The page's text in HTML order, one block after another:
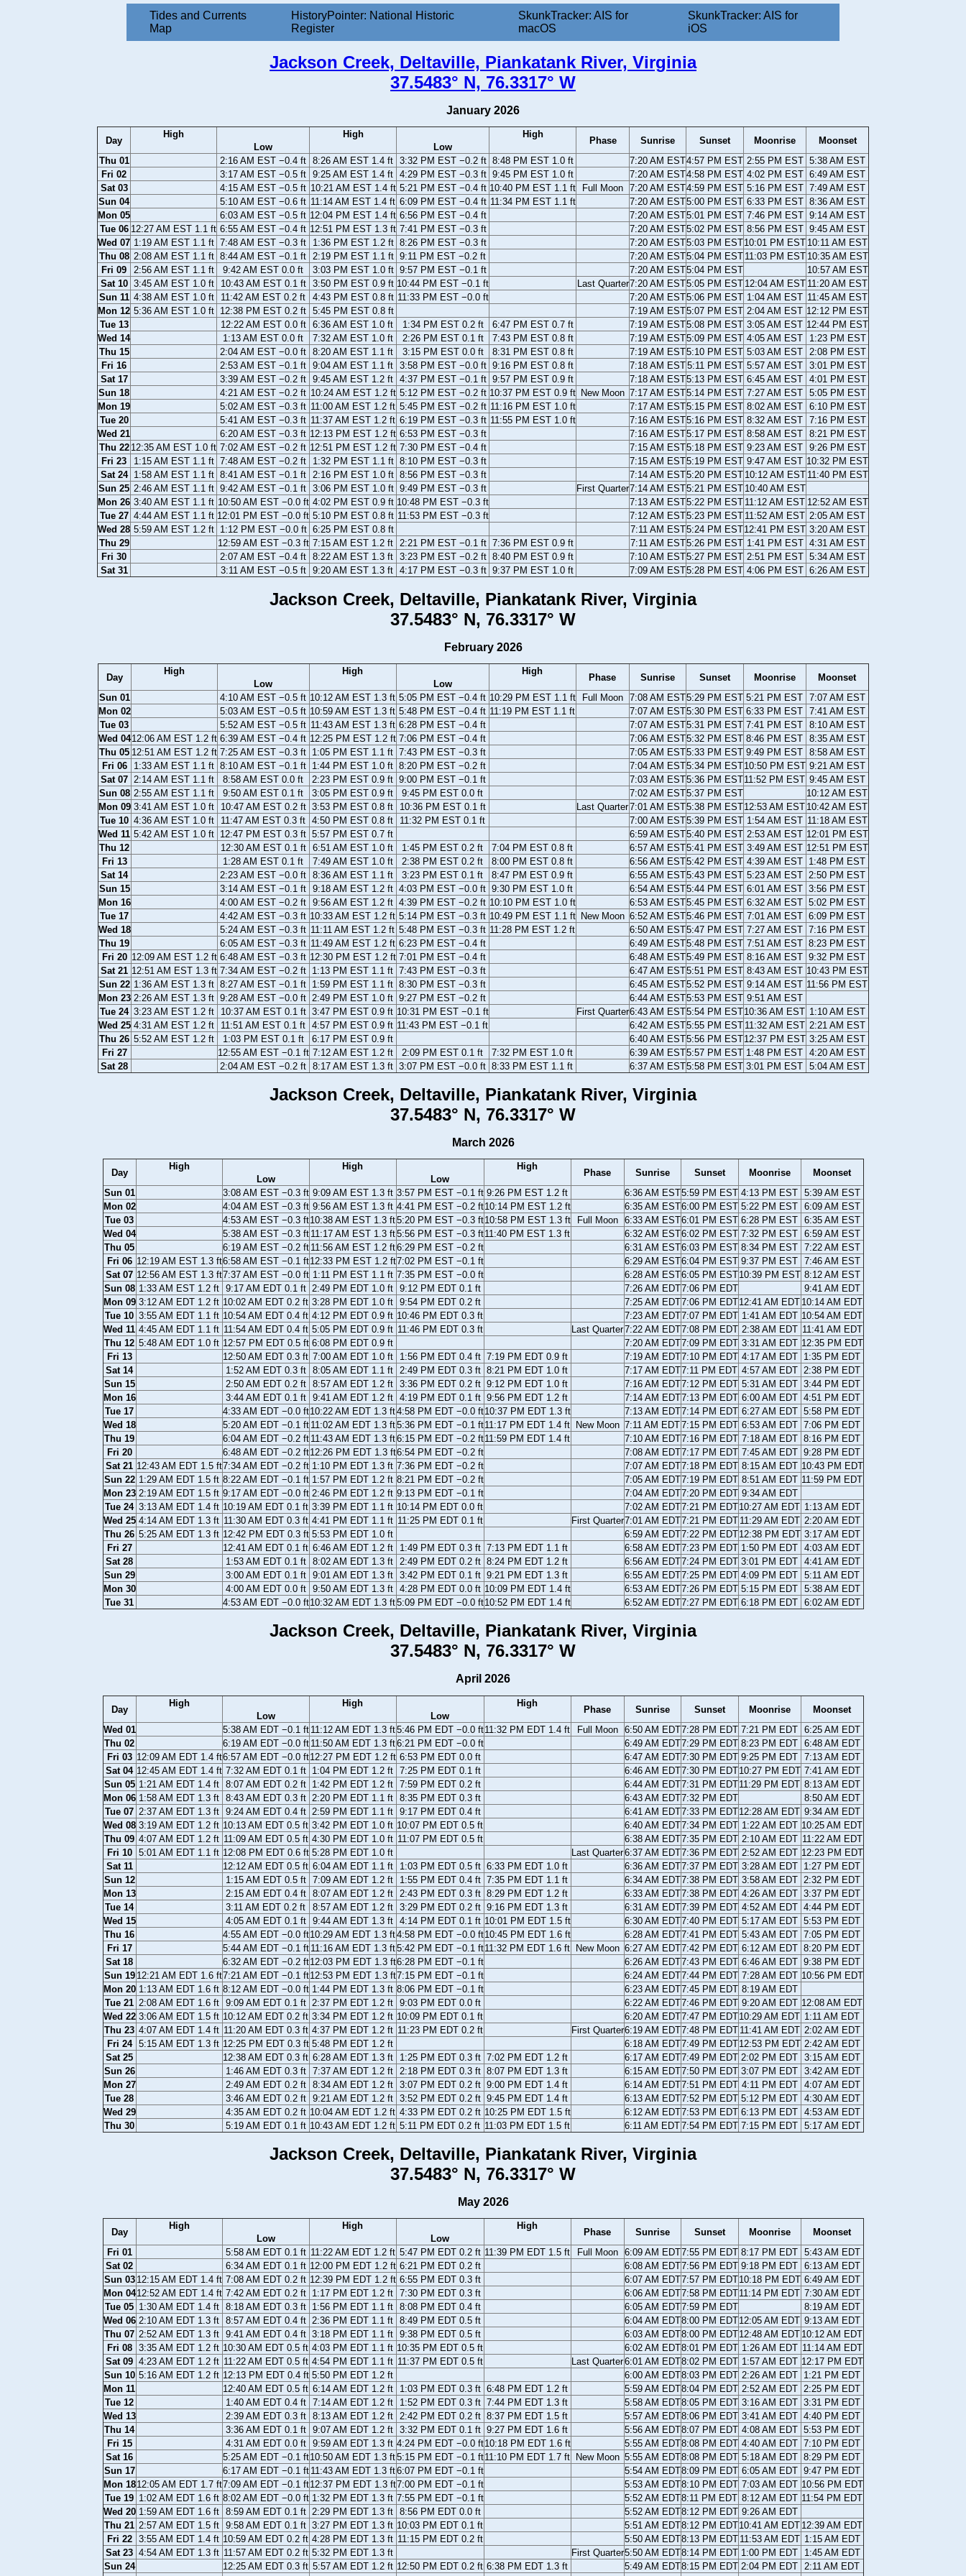
Tides and Currents
Map
HistoryPointer: National Historic
Register
SkunkTracker: AIS for
macOS
SkunkTracker: AIS for
iOS
Jackson Creek, Deltaville, Piankatank River, Virginia
37.5483° N, 76.3317° W
January 2026
Day
High
Low
High
Low
High
Phase Sunrise Sunset Moonrise
Moonset
Thu 01
2:16 AM EST −0.4 ft 8:26 AM EST 1.4 ft 3:32 PM EST −0.2 ft 8:48 PM EST 1.0 ft 7:20 AM EST4:57 PM EST 2:55 PM EST 5:38 AM EST
Fri 02
3:17 AM EST −0.5 ft 9:25 AM EST 1.4 ft 4:29 PM EST −0.3 ft 9:45 PM EST 1.0 ft 7:20 AM EST4:58 PM EST 4:02 PM EST 6:49 AM EST
Sat 03
4:15 AM EST −0.5 ft 10:21 AM EST 1.4 ft 5:21 PM EST −0.4 ft 10:40 PM EST 1.1 ft Full Moon 7:20 AM EST4:59 PM EST 5:16 PM EST 7:49 AM EST
Sun 04
5:10 AM EST −0.6 ft 11:14 AM EST 1.4 ft 6:09 PM EST −0.4 ft 11:34 PM EST 1.1 ft 7:20 AM EST5:00 PM EST 6:33 PM EST 8:36 AM EST
Mon 05
6:03 AM EST −0.5 ft 12:04 PM EST 1.4 ft 6:56 PM EST −0.4 ft 7:20 AM EST5:01 PM EST 7:46 PM EST 9:14 AM EST
Tue 06 12:27 AM EST 1.1 ft 6:55 AM EST −0.4 ft 12:51 PM EST 1.3 ft 7:41 PM EST −0.3 ft 7:20 AM EST5:02 PM EST 8:56 PM EST 9:45 AM EST
Wed 07 1:19 AM EST 1.1 ft 7:48 AM EST −0.3 ft 1:36 PM EST 1.2 ft 8:26 PM EST −0.3 ft 7:20 AM EST5:03 PM EST10:01 PM EST 10:11 AM EST
Thu 08 2:08 AM EST 1.1 ft 8:44 AM EST −0.1 ft 2:19 PM EST 1.1 ft 9:11 PM EST −0.2 ft 7:20 AM EST5:04 PM EST 11:03 PM EST 10:35 AM EST
Fri 09
2:56 AM EST 1.1 ft 9:42 AM EST 0.0 ft 3:03 PM EST 1.0 ft 9:57 PM EST −0.1 ft 7:20 AM EST5:04 PM EST
10:57 AM EST
Sat 10 3:45 AM EST 1.0 ft 10:43 AM EST 0.1 ft 3:50 PM EST 0.9 ft 10:44 PM EST −0.1 ft Last Quarter7:20 AM EST5:05 PM EST 12:04 AM EST 11:20 AM EST
Sun 11 4:38 AM EST 1.0 ft 11:42 AM EST 0.2 ft 4:43 PM EST 0.8 ft 11:33 PM EST −0.0 ft 7:20 AM EST5:06 PM EST 1:04 AM EST 11:45 AM EST
Mon 12 5:36 AM EST 1.0 ft 12:38 PM EST 0.2 ft 5:45 PM EST 0.8 ft 7:19 AM EST5:07 PM EST 2:04 AM EST 12:12 PM EST
Tue 13
12:22 AM EST 0.0 ft 6:36 AM EST 1.0 ft 1:34 PM EST 0.2 ft 6:47 PM EST 0.7 ft 7:19 AM EST5:08 PM EST 3:05 AM EST 12:44 PM EST
Wed 14
1:13 AM EST 0.0 ft 7:32 AM EST 1.0 ft 2:26 PM EST 0.1 ft 7:43 PM EST 0.8 ft 7:19 AM EST5:09 PM EST 4:05 AM EST
1:23 PM EST
Thu 15
2:04 AM EST −0.0 ft 8:20 AM EST 1.1 ft 3:15 PM EST 0.0 ft 8:31 PM EST 0.8 ft 7:19 AM EST5:10 PM EST 5:03 AM EST 2:08 PM EST
Fri 16
2:53 AM EST −0.1 ft 9:04 AM EST 1.1 ft 3:58 PM EST −0.0 ft 9:16 PM EST 0.8 ft 7:18 AM EST5:11 PM EST 5:57 AM EST 3:01 PM EST
Sat 17
3:39 AM EST −0.2 ft 9:45 AM EST 1.2 ft 4:37 PM EST −0.1 ft 9:57 PM EST 0.9 ft 7:18 AM EST5:13 PM EST 6:45 AM EST 4:01 PM EST
Sun 18
4:21 AM EST −0.2 ft 10:24 AM EST 1.2 ft 5:12 PM EST −0.2 ft 10:37 PM EST 0.9 ft New Moon 7:17 AM EST5:14 PM EST 7:27 AM EST 5:05 PM EST
Mon 19
5:02 AM EST −0.3 ft 11:00 AM EST 1.2 ft 5:45 PM EST −0.2 ft 11:16 PM EST 1.0 ft 7:17 AM EST5:15 PM EST 8:02 AM EST 6:10 PM EST
Tue 20
5:41 AM EST −0.3 ft 11:37 AM EST 1.2 ft 6:19 PM EST −0.3 ft 11:55 PM EST 1.0 ft 7:16 AM EST5:16 PM EST 8:32 AM EST 7:16 PM EST
Wed 21
6:20 AM EST −0.3 ft 12:13 PM EST 1.2 ft 6:53 PM EST −0.3 ft 7:16 AM EST5:17 PM EST 8:58 AM EST 8:21 PM EST
Thu 22 12:35 AM EST 1.0 ft 7:02 AM EST −0.2 ft 12:51 PM EST 1.2 ft 7:30 PM EST −0.4 ft 7:15 AM EST5:18 PM EST 9:23 AM EST 9:26 PM EST
Fri 23
1:15 AM EST 1.1 ft 7:48 AM EST −0.2 ft 1:32 PM EST 1.1 ft 8:10 PM EST −0.3 ft 7:15 AM EST5:19 PM EST 9:47 AM EST 10:32 PM EST
Sat 24
1:58 AM EST 1.1 ft 8:41 AM EST −0.1 ft 2:16 PM EST 1.0 ft 8:56 PM EST −0.3 ft 7:14 AM EST5:20 PM EST 10:12 AM EST 11:40 PM EST
Sun 25 2:46 AM EST 1.1 ft 9:42 AM EST −0.1 ft 3:06 PM EST 1.0 ft 9:49 PM EST −0.3 ft First Quarter7:14 AM EST5:21 PM EST 10:40 AM EST
Mon 26 3:40 AM EST 1.1 ft 10:50 AM EST −0.0 ft 4:02 PM EST 0.9 ft 10:48 PM EST −0.3 ft 7:13 AM EST5:22 PM EST 11:12 AM EST 12:52 AM EST
Tue 27 4:44 AM EST 1.1 ft 12:01 PM EST −0.0 ft 5:10 PM EST 0.8 ft 11:53 PM EST −0.3 ft 7:12 AM EST5:23 PM EST 11:52 AM EST 2:05 AM EST
Wed 28 5:59 AM EST 1.2 ft 1:12 PM EST −0.0 ft 6:25 PM EST 0.8 ft 7:11 AM EST5:24 PM EST12:41 PM EST 3:20 AM EST
Thu 29
12:59 AM EST −0.3 ft 7:15 AM EST 1.2 ft 2:21 PM EST −0.1 ft 7:36 PM EST 0.9 ft 7:11 AM EST5:26 PM EST 1:41 PM EST 4:31 AM EST
Fri 30
2:07 AM EST −0.4 ft 8:22 AM EST 1.3 ft 3:23 PM EST −0.2 ft 8:40 PM EST 0.9 ft 7:10 AM EST5:27 PM EST 2:51 PM EST 5:34 AM EST
Sat 31
3:11 AM EST −0.5 ft 9:20 AM EST 1.3 ft 4:17 PM EST −0.3 ft 9:37 PM EST 1.0 ft 7:09 AM EST5:28 PM EST 4:06 PM EST 6:26 AM EST
Jackson Creek, Deltaville, Piankatank River, Virginia
37.5483° N, 76.3317° W
February 2026
Day
High
Low
High
Low
High
Phase Sunrise Sunset Moonrise
Moonset
Sun 01
4:10 AM EST −0.5 ft 10:12 AM EST 1.3 ft 5:05 PM EST −0.4 ft 10:29 PM EST 1.1 ft Full Moon 7:08 AM EST5:29 PM EST 5:21 PM EST 7:07 AM EST
Mon 02
5:03 AM EST −0.5 ft 10:59 AM EST 1.3 ft 5:48 PM EST −0.4 ft 11:19 PM EST 1.1 ft 7:07 AM EST5:30 PM EST 6:33 PM EST 7:41 AM EST
Tue 03
5:52 AM EST −0.5 ft 11:43 AM EST 1.3 ft 6:28 PM EST −0.4 ft 7:07 AM EST5:31 PM EST 7:41 PM EST 8:10 AM EST
Wed 0412:06 AM EST 1.2 ft 6:39 AM EST −0.4 ft 12:25 PM EST 1.2 ft 7:06 PM EST −0.4 ft 7:06 AM EST5:32 PM EST 8:46 PM EST 8:35 AM EST
Thu 05 12:51 AM EST 1.2 ft 7:25 AM EST −0.3 ft 1:05 PM EST 1.1 ft 7:43 PM EST −0.3 ft 7:05 AM EST5:33 PM EST 9:49 PM EST 8:58 AM EST
Fri 06
1:33 AM EST 1.1 ft 8:10 AM EST −0.1 ft 1:44 PM EST 1.0 ft 8:20 PM EST −0.2 ft 7:04 AM EST5:34 PM EST10:50 PM EST 9:21 AM EST
Sat 07 2:14 AM EST 1.1 ft 8:58 AM EST 0.0 ft 2:23 PM EST 0.9 ft 9:00 PM EST −0.1 ft 7:03 AM EST5:36 PM EST11:52 PM EST 9:45 AM EST
Sun 08 2:55 AM EST 1.1 ft 9:50 AM EST 0.1 ft 3:05 PM EST 0.9 ft 9:45 PM EST 0.0 ft 7:02 AM EST5:37 PM EST
10:12 AM EST
Mon 09 3:41 AM EST 1.0 ft 10:47 AM EST 0.2 ft 3:53 PM EST 0.8 ft 10:36 PM EST 0.1 ft Last Quarter7:01 AM EST5:38 PM EST12:53 AM EST 10:42 AM EST
Tue 10 4:36 AM EST 1.0 ft 11:47 AM EST 0.3 ft 4:50 PM EST 0.8 ft 11:32 PM EST 0.1 ft 7:00 AM EST5:39 PM EST 1:54 AM EST 11:18 AM EST
Wed 11 5:42 AM EST 1.0 ft 12:47 PM EST 0.3 ft 5:57 PM EST 0.7 ft 6:59 AM EST5:40 PM EST 2:53 AM EST 12:01 PM EST
Thu 12
12:30 AM EST 0.1 ft 6:51 AM EST 1.0 ft 1:45 PM EST 0.2 ft 7:04 PM EST 0.8 ft 6:57 AM EST5:41 PM EST 3:49 AM EST 12:51 PM EST
Fri 13
1:28 AM EST 0.1 ft 7:49 AM EST 1.0 ft 2:38 PM EST 0.2 ft 8:00 PM EST 0.8 ft 6:56 AM EST5:42 PM EST 4:39 AM EST
1:48 PM EST
Sat 14
2:23 AM EST −0.0 ft 8:36 AM EST 1.1 ft 3:23 PM EST 0.1 ft 8:47 PM EST 0.9 ft 6:55 AM EST5:43 PM EST 5:23 AM EST
2:50 PM EST
Sun 15
3:14 AM EST −0.1 ft 9:18 AM EST 1.2 ft 4:03 PM EST −0.0 ft 9:30 PM EST 1.0 ft 6:54 AM EST5:44 PM EST 6:01 AM EST 3:56 PM EST
Mon 16
4:00 AM EST −0.2 ft 9:56 AM EST 1.2 ft 4:39 PM EST −0.2 ft 10:10 PM EST 1.0 ft 6:53 AM EST5:45 PM EST 6:32 AM EST 5:02 PM EST
Tue 17
4:42 AM EST −0.3 ft 10:33 AM EST 1.2 ft 5:14 PM EST −0.3 ft 10:49 PM EST 1.1 ft New Moon 6:52 AM EST5:46 PM EST 7:01 AM EST 6:09 PM EST
Wed 18
5:24 AM EST −0.3 ft 11:11 AM EST 1.2 ft 5:48 PM EST −0.3 ft 11:28 PM EST 1.2 ft 6:50 AM EST5:47 PM EST 7:27 AM EST 7:16 PM EST
Thu 19
6:05 AM EST −0.3 ft 11:49 AM EST 1.2 ft 6:23 PM EST −0.4 ft 6:49 AM EST5:48 PM EST 7:51 AM EST 8:23 PM EST
Fri 20 12:09 AM EST 1.2 ft 6:48 AM EST −0.3 ft 12:30 PM EST 1.2 ft 7:01 PM EST −0.4 ft 6:48 AM EST5:49 PM EST 8:16 AM EST 9:32 PM EST
Sat 21 12:51 AM EST 1.3 ft 7:34 AM EST −0.2 ft 1:13 PM EST 1.1 ft 7:43 PM EST −0.3 ft 6:47 AM EST5:51 PM EST 8:43 AM EST 10:43 PM EST
Sun 22 1:36 AM EST 1.3 ft 8:27 AM EST −0.1 ft 1:59 PM EST 1.1 ft 8:30 PM EST −0.3 ft 6:45 AM EST5:52 PM EST 9:14 AM EST 11:56 PM EST
Mon 23 2:26 AM EST 1.3 ft 9:28 AM EST −0.0 ft 2:49 PM EST 1.0 ft 9:27 PM EST −0.2 ft 6:44 AM EST5:53 PM EST 9:51 AM EST
Tue 24 3:23 AM EST 1.2 ft 10:37 AM EST 0.1 ft 3:47 PM EST 0.9 ft 10:31 PM EST −0.1 ft First Quarter6:43 AM EST5:54 PM EST10:36 AM EST 1:10 AM EST
Wed 25 4:31 AM EST 1.2 ft 11:51 AM EST 0.1 ft 4:57 PM EST 0.9 ft 11:43 PM EST −0.1 ft 6:42 AM EST5:55 PM EST 11:32 AM EST 2:21 AM EST
Thu 26 5:52 AM EST 1.2 ft 1:03 PM EST 0.1 ft 6:17 PM EST 0.9 ft 6:40 AM EST5:56 PM EST12:37 PM EST 3:25 AM EST
Fri 27
12:55 AM EST −0.1 ft 7:12 AM EST 1.2 ft 2:09 PM EST 0.1 ft 7:32 PM EST 1.0 ft 6:39 AM EST5:57 PM EST 1:48 PM EST 4:20 AM EST
Sat 28
2:04 AM EST −0.2 ft 8:17 AM EST 1.3 ft 3:07 PM EST −0.0 ft 8:33 PM EST 1.1 ft 6:37 AM EST5:58 PM EST 3:01 PM EST 5:04 AM EST
Jackson Creek, Deltaville, Piankatank River, Virginia
37.5483° N, 76.3317° W
March 2026
Day
High
Low
High
Low
High
Phase Sunrise Sunset Moonrise
Moonset
Sun 01
3:08 AM EST −0.3 ft 9:09 AM EST 1.3 ft 3:57 PM EST −0.1 ft 9:26 PM EST 1.2 ft 6:36 AM EST5:59 PM EST 4:13 PM EST 5:39 AM EST
Mon 02
4:04 AM EST −0.3 ft 9:56 AM EST 1.3 ft 4:41 PM EST −0.2 ft10:14 PM EST 1.2 ft 6:35 AM EST6:00 PM EST 5:22 PM EST 6:09 AM EST
Tue 03
4:53 AM EST −0.3 ft10:38 AM EST 1.3 ft5:20 PM EST −0.3 ft10:58 PM EST 1.3 ft Full Moon 6:33 AM EST6:01 PM EST 6:28 PM EST 6:35 AM EST
Wed 04
5:38 AM EST −0.3 ft 11:17 AM EST 1.3 ft5:56 PM EST −0.3 ft11:40 PM EST 1.3 ft 6:32 AM EST6:02 PM EST 7:32 PM EST 6:59 AM EST
Thu 05
6:19 AM EST −0.2 ft 11:56 AM EST 1.2 ft6:29 PM EST −0.2 ft 6:31 AM EST6:03 PM EST 8:34 PM EST 7:22 AM EST
Fri 06 12:19 AM EST 1.3 ft6:58 AM EST −0.1 ft12:33 PM EST 1.2 ft7:02 PM EST −0.1 ft 6:29 AM EST6:04 PM EST 9:37 PM EST 7:46 AM EST
Sat 07 12:56 AM EST 1.3 ft7:37 AM EST −0.0 ft 1:11 PM EST 1.1 ft 7:35 PM EST −0.0 ft 6:28 AM EST6:05 PM EST10:39 PM EST 8:12 AM EST
Sun 08 1:33 AM EST 1.2 ft 9:17 AM EDT 0.1 ft 2:49 PM EDT 1.0 ft 9:12 PM EDT 0.1 ft 7:26 AM EDT7:06 PM EDT
9:41 AM EDT
Mon 09 3:12 AM EDT 1.2 ft 10:02 AM EDT 0.2 ft 3:28 PM EDT 1.0 ft 9:54 PM EDT 0.2 ft 7:25 AM EDT7:06 PM EDT12:41 AM EDT 10:14 AM EDT
Tue 10 3:55 AM EDT 1.1 ft 10:54 AM EDT 0.4 ft 4:12 PM EDT 0.9 ft 10:46 PM EDT 0.3 ft 7:23 AM EDT7:07 PM EDT 1:41 AM EDT 10:54 AM EDT
Wed 11 4:45 AM EDT 1.1 ft 11:54 AM EDT 0.4 ft 5:05 PM EDT 0.9 ft 11:46 PM EDT 0.3 ft Last Quarter7:22 AM EDT7:08 PM EDT 2:38 AM EDT 11:41 AM EDT
Thu 12 5:48 AM EDT 1.0 ft 12:57 PM EDT 0.5 ft 6:08 PM EDT 0.9 ft 7:20 AM EDT7:09 PM EDT 3:31 AM EDT 12:35 PM EDT
Fri 13
12:50 AM EDT 0.3 ft 7:00 AM EDT 1.0 ft 1:56 PM EDT 0.4 ft 7:19 PM EDT 0.9 ft 7:19 AM EDT7:10 PM EDT 4:17 AM EDT
1:35 PM EDT
Sat 14
1:52 AM EDT 0.3 ft 8:05 AM EDT 1.1 ft 2:49 PM EDT 0.3 ft 8:21 PM EDT 1.0 ft 7:17 AM EDT7:11 PM EDT 4:57 AM EDT 2:38 PM EDT
Sun 15
2:50 AM EDT 0.2 ft 8:57 AM EDT 1.2 ft 3:36 PM EDT 0.2 ft 9:12 PM EDT 1.0 ft 7:16 AM EDT7:12 PM EDT 5:31 AM EDT 3:44 PM EDT
Mon 16
3:44 AM EDT 0.1 ft 9:41 AM EDT 1.2 ft 4:19 PM EDT 0.1 ft 9:56 PM EDT 1.2 ft 7:14 AM EDT7:13 PM EDT 6:00 AM EDT 4:51 PM EDT
Tue 17
4:33 AM EDT −0.0 ft10:22 AM EDT 1.3 ft4:58 PM EDT −0.0 ft10:37 PM EDT 1.3 ft 7:13 AM EDT7:14 PM EDT 6:27 AM EDT 5:58 PM EDT
Wed 18
5:20 AM EDT −0.1 ft 11:02 AM EDT 1.3 ft5:36 PM EDT −0.1 ft11:17 PM EDT 1.4 ft New Moon 7:11 AM EDT7:15 PM EDT 6:53 AM EDT 7:06 PM EDT
Thu 19
6:04 AM EDT −0.2 ft 11:43 AM EDT 1.3 ft6:15 PM EDT −0.2 ft11:59 PM EDT 1.4 ft 7:10 AM EDT7:16 PM EDT 7:18 AM EDT 8:16 PM EDT
Fri 20
6:48 AM EDT −0.2 ft12:26 PM EDT 1.3 ft6:54 PM EDT −0.2 ft 7:08 AM EDT7:17 PM EDT 7:45 AM EDT 9:28 PM EDT
Sat 21 12:43 AM EDT 1.5 ft7:34 AM EDT −0.2 ft 1:10 PM EDT 1.3 ft 7:36 PM EDT −0.2 ft 7:07 AM EDT7:18 PM EDT 8:15 AM EDT 10:43 PM EDT
Sun 22 1:29 AM EDT 1.5 ft 8:22 AM EDT −0.1 ft 1:57 PM EDT 1.2 ft 8:21 PM EDT −0.2 ft 7:05 AM EDT7:19 PM EDT 8:51 AM EDT 11:59 PM EDT
Mon 23 2:19 AM EDT 1.5 ft 9:17 AM EDT −0.0 ft 2:46 PM EDT 1.2 ft 9:13 PM EDT −0.1 ft 7:04 AM EDT7:20 PM EDT 9:34 AM EDT
Tue 24 3:13 AM EDT 1.4 ft 10:19 AM EDT 0.1 ft 3:39 PM EDT 1.1 ft 10:14 PM EDT 0.0 ft 7:02 AM EDT7:21 PM EDT10:27 AM EDT 1:13 AM EDT
Wed 25 4:14 AM EDT 1.3 ft 11:30 AM EDT 0.3 ft 4:41 PM EDT 1.1 ft 11:25 PM EDT 0.1 ft First Quarter7:01 AM EDT7:21 PM EDT 11:29 AM EDT 2:20 AM EDT
Thu 26 5:25 AM EDT 1.3 ft 12:42 PM EDT 0.3 ft 5:53 PM EDT 1.0 ft 6:59 AM EDT7:22 PM EDT12:38 PM EDT 3:17 AM EDT
Fri 27
12:41 AM EDT 0.1 ft 6:46 AM EDT 1.2 ft 1:49 PM EDT 0.3 ft 7:13 PM EDT 1.1 ft 6:58 AM EDT7:23 PM EDT 1:50 PM EDT 4:03 AM EDT
Sat 28
1:53 AM EDT 0.1 ft 8:02 AM EDT 1.3 ft 2:49 PM EDT 0.2 ft 8:24 PM EDT 1.2 ft 6:56 AM EDT7:24 PM EDT 3:01 PM EDT 4:41 AM EDT
Sun 29
3:00 AM EDT 0.1 ft 9:01 AM EDT 1.3 ft 3:42 PM EDT 0.1 ft 9:21 PM EDT 1.3 ft 6:55 AM EDT7:25 PM EDT 4:09 PM EDT 5:11 AM EDT
Mon 30
4:00 AM EDT 0.0 ft 9:50 AM EDT 1.3 ft 4:28 PM EDT 0.0 ft 10:09 PM EDT 1.4 ft 6:53 AM EDT7:26 PM EDT 5:15 PM EDT 5:38 AM EDT
Tue 31
4:53 AM EDT −0.0 ft10:32 AM EDT 1.3 ft5:09 PM EDT −0.0 ft10:52 PM EDT 1.4 ft 6:52 AM EDT7:27 PM EDT 6:18 PM EDT 6:02 AM EDT
Jackson Creek, Deltaville, Piankatank River, Virginia
37.5483° N, 76.3317° W
April 2026
Day
High
Low
High
Low
High
Phase Sunrise Sunset Moonrise
Moonset
Wed 01
5:38 AM EDT −0.1 ft 11:12 AM EDT 1.3 ft5:46 PM EDT −0.0 ft11:32 PM EDT 1.4 ft Full Moon 6:50 AM EDT7:28 PM EDT 7:21 PM EDT 6:25 AM EDT
Thu 02
6:19 AM EDT −0.0 ft 11:50 AM EDT 1.3 ft6:21 PM EDT −0.0 ft 6:49 AM EDT7:29 PM EDT 8:23 PM EDT 6:48 AM EDT
Fri 03 12:09 AM EDT 1.4 ft6:57 AM EDT −0.0 ft12:27 PM EDT 1.2 ft 6:53 PM EDT 0.0 ft 6:47 AM EDT7:30 PM EDT 9:25 PM EDT 7:13 AM EDT
Sat 04 12:45 AM EDT 1.4 ft 7:32 AM EDT 0.1 ft 1:04 PM EDT 1.2 ft 7:25 PM EDT 0.1 ft 6:46 AM EDT7:30 PM EDT10:27 PM EDT 7:41 AM EDT
Sun 05 1:21 AM EDT 1.4 ft 8:07 AM EDT 0.2 ft 1:42 PM EDT 1.2 ft 7:59 PM EDT 0.2 ft 6:44 AM EDT7:31 PM EDT11:29 PM EDT 8:13 AM EDT
Mon 06 1:58 AM EDT 1.3 ft 8:43 AM EDT 0.3 ft 2:20 PM EDT 1.1 ft 8:35 PM EDT 0.3 ft 6:43 AM EDT7:32 PM EDT
8:50 AM EDT
Tue 07 2:37 AM EDT 1.3 ft 9:24 AM EDT 0.4 ft 2:59 PM EDT 1.1 ft 9:17 PM EDT 0.4 ft 6:41 AM EDT7:33 PM EDT12:28 AM EDT 9:34 AM EDT
Wed 08 3:19 AM EDT 1.2 ft 10:13 AM EDT 0.5 ft 3:42 PM EDT 1.0 ft 10:07 PM EDT 0.5 ft 6:40 AM EDT7:34 PM EDT 1:22 AM EDT 10:25 AM EDT
Thu 09 4:07 AM EDT 1.2 ft 11:09 AM EDT 0.5 ft 4:30 PM EDT 1.0 ft 11:07 PM EDT 0.5 ft 6:38 AM EDT7:35 PM EDT 2:10 AM EDT 11:22 AM EDT
Fri 10
5:01 AM EDT 1.1 ft 12:08 PM EDT 0.6 ft 5:28 PM EDT 1.0 ft Last Quarter6:37 AM EDT7:36 PM EDT 2:52 AM EDT 12:23 PM EDT
Sat 11
12:12 AM EDT 0.5 ft 6:04 AM EDT 1.1 ft 1:03 PM EDT 0.5 ft 6:33 PM EDT 1.0 ft 6:36 AM EDT7:37 PM EDT 3:28 AM EDT
1:27 PM EDT
Sun 12
1:15 AM EDT 0.5 ft 7:09 AM EDT 1.2 ft 1:55 PM EDT 0.4 ft 7:35 PM EDT 1.1 ft 6:34 AM EDT7:38 PM EDT 3:58 AM EDT
2:32 PM EDT
Mon 13
2:15 AM EDT 0.4 ft 8:07 AM EDT 1.2 ft 2:43 PM EDT 0.3 ft 8:29 PM EDT 1.2 ft 6:33 AM EDT7:38 PM EDT 4:26 AM EDT 3:37 PM EDT
Tue 14
3:11 AM EDT 0.2 ft 8:57 AM EDT 1.2 ft 3:29 PM EDT 0.2 ft 9:16 PM EDT 1.3 ft 6:31 AM EDT7:39 PM EDT 4:52 AM EDT 4:44 PM EDT
Wed 15
4:05 AM EDT 0.1 ft 9:44 AM EDT 1.3 ft 4:14 PM EDT 0.1 ft 10:01 PM EDT 1.5 ft 6:30 AM EDT7:40 PM EDT 5:17 AM EDT 5:53 PM EDT
Thu 16
4:55 AM EDT −0.0 ft10:29 AM EDT 1.3 ft4:58 PM EDT −0.0 ft10:45 PM EDT 1.6 ft 6:28 AM EDT7:41 PM EDT 5:43 AM EDT 7:05 PM EDT
Fri 17
5:44 AM EDT −0.1 ft 11:16 AM EDT 1.3 ft5:42 PM EDT −0.1 ft11:32 PM EDT 1.6 ft New Moon 6:27 AM EDT7:42 PM EDT 6:12 AM EDT 8:20 PM EDT
Sat 18
6:32 AM EDT −0.2 ft12:03 PM EDT 1.3 ft6:28 PM EDT −0.1 ft 6:26 AM EDT7:43 PM EDT 6:46 AM EDT 9:38 PM EDT
Sun 19 12:21 AM EDT 1.6 ft7:21 AM EDT −0.1 ft12:53 PM EDT 1.3 ft7:15 PM EDT −0.1 ft 6:24 AM EDT7:44 PM EDT 7:28 AM EDT 10:56 PM EDT
Mon 20 1:13 AM EDT 1.6 ft 8:12 AM EDT −0.0 ft 1:44 PM EDT 1.3 ft 8:06 PM EDT −0.1 ft 6:23 AM EDT7:45 PM EDT 8:19 AM EDT
Tue 21 2:08 AM EDT 1.6 ft 9:09 AM EDT 0.1 ft 2:37 PM EDT 1.2 ft 9:03 PM EDT 0.0 ft 6:22 AM EDT7:46 PM EDT 9:20 AM EDT 12:08 AM EDT
Wed 22 3:06 AM EDT 1.5 ft 10:12 AM EDT 0.2 ft 3:34 PM EDT 1.2 ft 10:09 PM EDT 0.1 ft 6:20 AM EDT7:47 PM EDT10:29 AM EDT 1:11 AM EDT
Thu 23 4:07 AM EDT 1.4 ft 11:20 AM EDT 0.3 ft 4:37 PM EDT 1.2 ft 11:23 PM EDT 0.2 ft First Quarter6:19 AM EDT7:48 PM EDT 11:41 AM EDT 2:02 AM EDT
Fri 24
5:15 AM EDT 1.3 ft 12:25 PM EDT 0.3 ft 5:48 PM EDT 1.2 ft 6:18 AM EDT7:49 PM EDT12:53 PM EDT 2:42 AM EDT
Sat 25
12:38 AM EDT 0.3 ft 6:28 AM EDT 1.3 ft 1:25 PM EDT 0.3 ft 7:02 PM EDT 1.2 ft 6:17 AM EDT7:49 PM EDT 2:02 PM EDT 3:15 AM EDT
Sun 26
1:46 AM EDT 0.3 ft 7:37 AM EDT 1.2 ft 2:18 PM EDT 0.3 ft 8:07 PM EDT 1.3 ft 6:15 AM EDT7:50 PM EDT 3:07 PM EDT 3:42 AM EDT
Mon 27
2:49 AM EDT 0.2 ft 8:34 AM EDT 1.2 ft 3:07 PM EDT 0.2 ft 9:00 PM EDT 1.4 ft 6:14 AM EDT7:51 PM EDT 4:11 PM EDT
4:07 AM EDT
Tue 28
3:46 AM EDT 0.2 ft 9:21 AM EDT 1.2 ft 3:52 PM EDT 0.2 ft 9:45 PM EDT 1.4 ft 6:13 AM EDT7:52 PM EDT 5:12 PM EDT 4:30 AM EDT
Wed 29
4:35 AM EDT 0.2 ft 10:04 AM EDT 1.2 ft 4:33 PM EDT 0.2 ft 10:25 PM EDT 1.5 ft 6:12 AM EDT7:53 PM EDT 6:13 PM EDT 4:53 AM EDT
Thu 30
5:19 AM EDT 0.1 ft 10:43 AM EDT 1.2 ft 5:11 PM EDT 0.2 ft 11:03 PM EDT 1.5 ft 6:11 AM EDT7:54 PM EDT 7:15 PM EDT 5:17 AM EDT
Jackson Creek, Deltaville, Piankatank River, Virginia
37.5483° N, 76.3317° W
May 2026
Day
High
Low
High
Low
High
Phase Sunrise Sunset Moonrise
Moonset
Fri 01
5:58 AM EDT 0.1 ft 11:22 AM EDT 1.2 ft 5:47 PM EDT 0.2 ft 11:39 PM EDT 1.5 ft Full Moon 6:09 AM EDT7:55 PM EDT 8:17 PM EDT 5:43 AM EDT
Sat 02
6:34 AM EDT 0.1 ft 12:00 PM EDT 1.2 ft 6:21 PM EDT 0.2 ft 6:08 AM EDT7:56 PM EDT 9:18 PM EDT 6:13 AM EDT
Sun 03 12:15 AM EDT 1.4 ft 7:08 AM EDT 0.2 ft 12:39 PM EDT 1.2 ft 6:55 PM EDT 0.3 ft 6:07 AM EDT7:57 PM EDT10:18 PM EDT 6:49 AM EDT
Mon 0412:52 AM EDT 1.4 ft 7:42 AM EDT 0.2 ft 1:17 PM EDT 1.2 ft 7:30 PM EDT 0.3 ft 6:06 AM EDT7:58 PM EDT11:14 PM EDT 7:30 AM EDT
Tue 05 1:30 AM EDT 1.4 ft 8:18 AM EDT 0.3 ft 1:56 PM EDT 1.1 ft 8:08 PM EDT 0.4 ft 6:05 AM EDT7:59 PM EDT
8:19 AM EDT
Wed 06 2:10 AM EDT 1.3 ft 8:57 AM EDT 0.4 ft 2:36 PM EDT 1.1 ft 8:49 PM EDT 0.5 ft 6:04 AM EDT8:00 PM EDT12:05 AM EDT 9:13 AM EDT
Thu 07 2:52 AM EDT 1.3 ft 9:41 AM EDT 0.4 ft 3:18 PM EDT 1.1 ft 9:38 PM EDT 0.5 ft 6:03 AM EDT8:00 PM EDT12:48 AM EDT 10:12 AM EDT
Fri 08
3:35 AM EDT 1.2 ft 10:30 AM EDT 0.5 ft 4:03 PM EDT 1.1 ft 10:35 PM EDT 0.5 ft 6:02 AM EDT8:01 PM EDT 1:26 AM EDT 11:14 AM EDT
Sat 09 4:23 AM EDT 1.2 ft 11:22 AM EDT 0.5 ft 4:54 PM EDT 1.1 ft 11:37 PM EDT 0.5 ft Last Quarter6:01 AM EDT8:02 PM EDT 1:57 AM EDT 12:17 PM EDT
Sun 10 5:16 AM EDT 1.2 ft 12:13 PM EDT 0.4 ft 5:50 PM EDT 1.2 ft 6:00 AM EDT8:03 PM EDT 2:26 AM EDT
1:21 PM EDT
Mon 11
12:40 AM EDT 0.5 ft 6:14 AM EDT 1.2 ft 1:03 PM EDT 0.3 ft 6:48 PM EDT 1.2 ft 5:59 AM EDT8:04 PM EDT 2:52 AM EDT 2:25 PM EDT
Tue 12
1:40 AM EDT 0.4 ft 7:14 AM EDT 1.2 ft 1:52 PM EDT 0.3 ft 7:44 PM EDT 1.3 ft 5:58 AM EDT8:05 PM EDT 3:16 AM EDT 3:31 PM EDT
Wed 13
2:39 AM EDT 0.3 ft 8:13 AM EDT 1.2 ft 2:42 PM EDT 0.2 ft 8:37 PM EDT 1.5 ft 5:57 AM EDT8:06 PM EDT 3:41 AM EDT 4:40 PM EDT
Thu 14
3:36 AM EDT 0.1 ft 9:07 AM EDT 1.2 ft 3:32 PM EDT 0.1 ft 9:27 PM EDT 1.6 ft 5:56 AM EDT8:07 PM EDT 4:08 AM EDT 5:53 PM EDT
Fri 15
4:31 AM EDT 0.0 ft 9:59 AM EDT 1.3 ft 4:24 PM EDT −0.0 ft10:18 PM EDT 1.6 ft 5:55 AM EDT8:08 PM EDT 4:40 AM EDT 7:10 PM EDT
Sat 16
5:25 AM EDT −0.1 ft10:50 AM EDT 1.3 ft5:15 PM EDT −0.1 ft11:10 PM EDT 1.7 ft New Moon 5:55 AM EDT8:08 PM EDT 5:18 AM EDT 8:29 PM EDT
Sun 17
6:17 AM EDT −0.1 ft 11:43 AM EDT 1.3 ft6:07 PM EDT −0.1 ft 5:54 AM EDT8:09 PM EDT 6:05 AM EDT 9:47 PM EDT
Mon 1812:05 AM EDT 1.7 ft7:09 AM EDT −0.1 ft12:37 PM EDT 1.3 ft7:00 PM EDT −0.1 ft 5:53 AM EDT8:10 PM EDT 7:03 AM EDT 10:56 PM EDT
Tue 19 1:02 AM EDT 1.6 ft 8:02 AM EDT −0.0 ft 1:32 PM EDT 1.3 ft 7:55 PM EDT −0.1 ft 5:52 AM EDT8:11 PM EDT 8:12 AM EDT 11:54 PM EDT
Wed 20 1:59 AM EDT 1.6 ft 8:59 AM EDT 0.1 ft 2:29 PM EDT 1.3 ft 8:56 PM EDT 0.0 ft 5:52 AM EDT8:12 PM EDT 9:26 AM EDT
Thu 21 2:57 AM EDT 1.5 ft 9:58 AM EDT 0.1 ft 3:27 PM EDT 1.3 ft 10:03 PM EDT 0.1 ft 5:51 AM EDT8:12 PM EDT10:41 AM EDT 12:39 AM EDT
Fri 22
3:55 AM EDT 1.4 ft 10:59 AM EDT 0.2 ft 4:28 PM EDT 1.3 ft 11:15 PM EDT 0.2 ft 5:50 AM EDT8:13 PM EDT 11:53 AM EDT 1:15 AM EDT
Sat 23 4:54 AM EDT 1.3 ft 11:57 AM EDT 0.2 ft 5:32 PM EDT 1.3 ft First Quarter5:50 AM EDT8:14 PM EDT 1:00 PM EDT
1:45 AM EDT
Sun 24
12:25 AM EDT 0.3 ft 5:57 AM EDT 1.2 ft 12:50 PM EDT 0.2 ft 6:38 PM EDT 1.3 ft 5:49 AM EDT8:15 PM EDT 2:04 PM EDT 2:11 AM EDT